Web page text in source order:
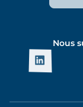
Nous